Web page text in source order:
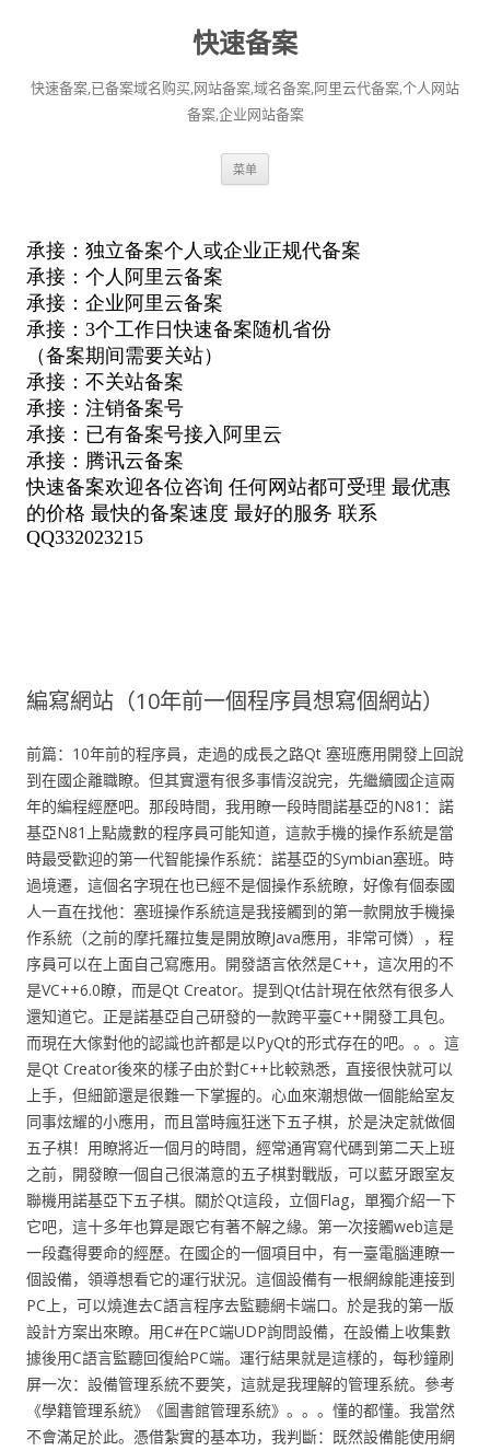
快速备案
快速备案,已备案域名购买,网站备案,域名备案,阿里云代备案,个人网站
备案,企业网站备案
菜单
編寫網站（10年前一個程序員想寫個網站）
前篇：10年前的程序員，走過的成長之路Qt 塞班應用開發上回說
到在國企離職瞭。但其實還有很多事情沒說完，先繼續國企這兩
年的編程經歷吧。那段時間，我用瞭一段時間諾基亞的N81：諾
基亞N81上點歲數的程序員可能知道，這款手機的操作系統是當
時最受歡迎的第一代智能操作系統：諾基亞的Symbian塞班。時
過境遷，這個名字現在也已經不是個操作系統瞭，好像有個泰國
人一直在找他：塞班操作系統這是我接觸到的第一款開放手機操
作系統（之前的摩托羅拉隻是開放瞭Java應用，非常可憐），程
序員可以在上面自己寫應用。開發語言依然是C++，這次用的不
是VC++6.0瞭，而是Qt Creator。提到Qt估計現在依然有很多人
還知道它。正是諾基亞自己研發的一款跨平臺C++開發工具包。
而現在大傢對他的認識也許都是以PyQt的形式存在的吧。。。這
是Qt Creator後來的樣子由於對C++比較熟悉，直接很快就可以
上手，但細節還是很難一下掌握的。心血來潮想做一個能給室友
同事炫耀的小應用，而且當時瘋狂迷下五子棋，於是決定就做個
五子棋！用瞭將近一個月的時間，經常通宵寫代碼到第二天上班
之前，開發瞭一個自己很滿意的五子棋對戰版，可以藍牙跟室友
聯機用諾基亞下五子棋。關於Qt這段，立個Flag，單獨介紹一下
它吧，這十多年也算是跟它有著不解之緣。第一次接觸web這是
一段蠢得要命的經歷。在國企的一個項目中，有一臺電腦連瞭一
個設備，領導想看它的運行狀況。這個設備有一根網線能連接到
PC上，可以燒進去C語言程序去監聽網卡端口。於是我的第一版
設計方案出來瞭。用C#在PC端UDP詢問設備，在設備上收集數
據後用C語言監聽回復給PC端。運行結果就是這樣的，每秒鐘刷
屏一次：設備管理系統不要笑，這就是我理解的管理系統。參考
《學籍管理系統》《圖書館管理系統》。。。懂的都懂。我當然
不會滿足於此。憑借紮實的基本功，我判斷：既然設備能使用網